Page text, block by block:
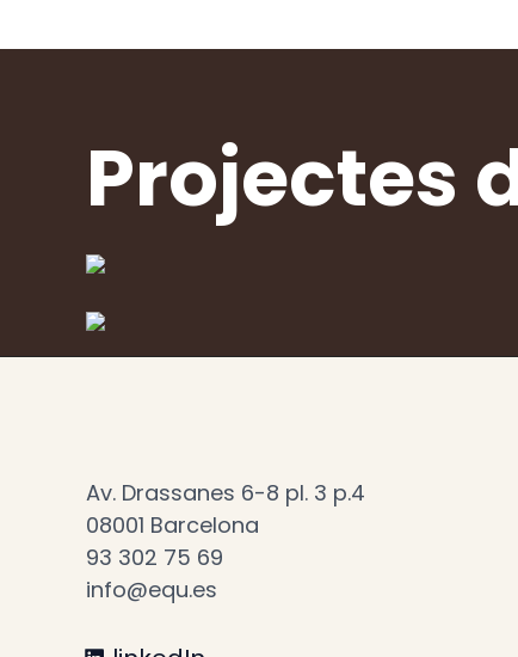
Projectes
Av. Drassanes 6-8 pl. 3 p.4
08001 Barcelona
93 302 75 69
info@equ.es